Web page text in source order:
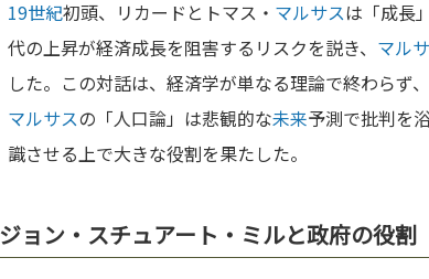
19世紀初頭、リカードとトマス・ マルサスは「成長
代の上昇が経済成長を阻害するリスクを説き、 マル
した。この対話は、経済学が単なる理論で終わらず
マルサスの「人口論」は悲観的な未来予測で批判を
識させる上で大きな役割を果たした。
ジョン・スチュアート・ミルと政府の役割